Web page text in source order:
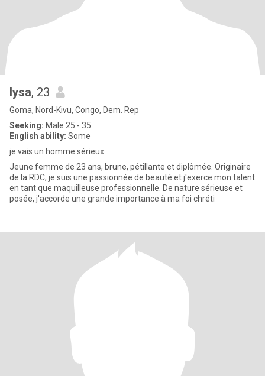
lysa, 23
Goma, Nord-Kivu, Congo, Dem. Rep
Seeking: Male 25 - 35
English ability: Some
je vais un homme sérieux
Jeune femme de 23 ans, brune, pétillante et diplômée. Originaire
de la RDC, je suis une passionnée de beauté et j'exerce mon talent
en tant que maquilleuse professionnelle. ​De nature sérieuse et
posée, j'accorde une grande importance à ma foi chréti